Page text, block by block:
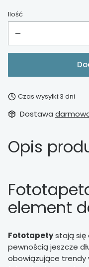
Ilość
Czas wysyłki:3 dni
Dostawa
Opis
element
Fototapetystają się
pewnością jeszcze
obowiązujące trendy